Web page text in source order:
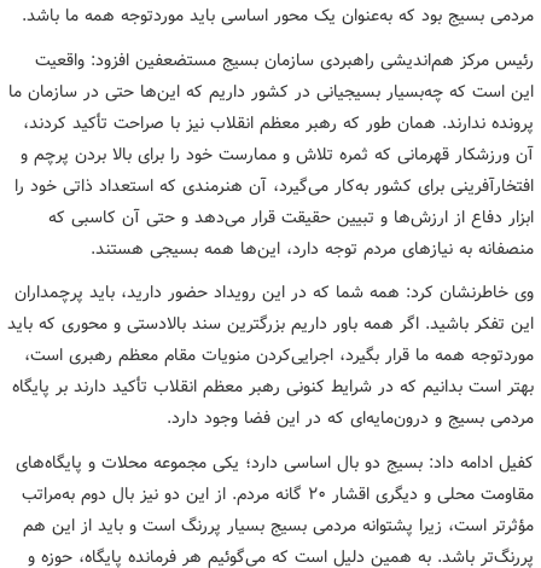
مردمی بسیج بود که به‌عنوان یک محور اساسی باید موردتوجه همه ما باشد.
رئیس مرکز هم‌اندیشی راهبردی سازمان بسیج مستضعفین افزود: واقعیت
این است که چه‌بسیار بسیجیانی در کشور داریم که این‌ها حتی در سازمان ما
پرونده ندارند. همان طور که رهبر معظم انقلاب نیز با صراحت تأکید کردند،
آن ورزشکار قهرمانی که ثمره تلاش و ممارست خود را برای بالا بردن پرچم و
افتخارآفرینی برای کشور به‌کار می‌گیرد، آن هنرمندی که استعداد ذاتی خود را
ابزار دفاع از ارزش‌ها و تبیین حقیقت قرار می‌دهد و حتی آن کاسبی که
منصفانه به نیازهای مردم توجه دارد، این‌ها همه بسیجی هستند.
وی خاطرنشان کرد: همه شما که در این رویداد حضور دارید، باید پرچمداران
این تفکر باشید. اگر همه باور داریم بزرگترین سند بالادستی و محوری که باید
موردتوجه همه ما قرار بگیرد، اجرایی‌کردن منویات مقام معظم رهبری است،
بهتر است بدانیم که در شرایط کنونی رهبر معظم انقلاب تأکید دارند بر پایگاه
مردمی بسیج و درون‌مایه‌ای که در این فضا وجود دارد.
کفیل ادامه داد: بسیج دو بال اساسی دارد؛ یکی مجموعه محلات و پایگاه‌های
مقاومت محلی و دیگری اقشار ۲۰ گانه مردم. از این دو نیز بال دوم به‌مراتب
مؤثرتر است، زیرا پشتوانه مردمی بسیج بسیار پررنگ است و باید از این هم
پررنگ‌تر باشد. به همین دلیل است که می‌گوئیم هر فرمانده پایگاه، حوزه و